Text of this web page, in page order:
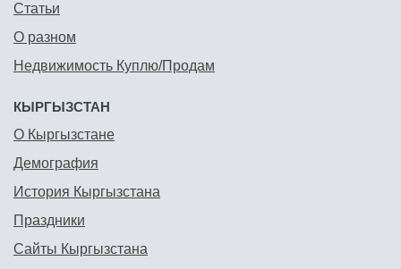
Статьи
О разном
Недвижимость Куплю/Продам
КЫРГЫЗСТАН
О Кыргызстане
Демография
История Кыргызстана
Праздники
Сайты Кыргызстана